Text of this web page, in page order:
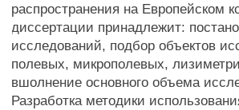
распространения на Европейском
диссертации принадлежит:
исследований, подбор объектов
полевых, микрополевых,
вшолнение основного объема
Разработка методики